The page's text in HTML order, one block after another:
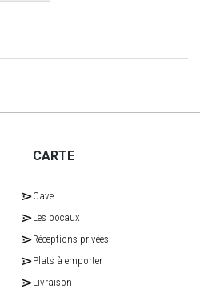
CARTE
Cave
Les bocaux
Réceptions privées
Plats à emporter
Livraison